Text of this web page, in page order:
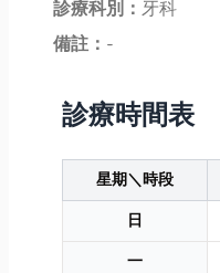
診療科別： 牙科
備註： -
診療時間表
星期＼時段
日
一